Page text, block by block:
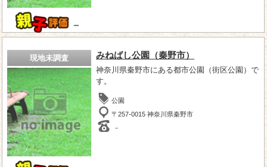
－
現地未調査 みねばし公園（秦野市）
神奈川県秦野市にある都市公園（街区公園）で
す。
公園
〒257-0015 神奈川県秦野市
－